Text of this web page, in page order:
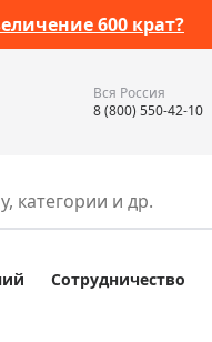
600 крат?
Вся Россия
8 (800) 550-42-10
Сотрудничество